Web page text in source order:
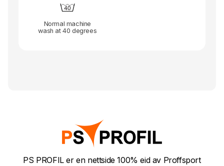
Normal machine
wash at 40 degrees
PS PROFIL er en nettside 100% eid av Proffsport